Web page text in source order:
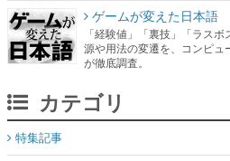
ゲームが変えた日本語
「経験値」「裏技」「ラス
源や用法の変遷を、コンピュ
が徹底調査。
カテゴリ
特集記事